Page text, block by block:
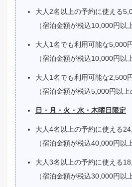
大人2名以上の予約に使える
（宿泊金額が税込10,000円以
大人1名でも利用可能な5,000
（宿泊金額が税込10,000円以
大人1名でも利用可能な2,500
（宿泊金額が税込5,000円以
日・月・火・水・木曜日限定
大人4名以上の予約に使える
（宿泊金額が税込40,000円以
大人3名以上の予約に使える
（宿泊金額が税込30,000円以